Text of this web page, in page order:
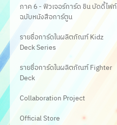
ภาค 6 - ฟิวเจอร์การ์ด ชิน บัดดี้ไฟท์
ฉบับหนังสือการ์ตูน
รายชื่อการ์ดในผลิตภัณฑ์ Kidz
Deck Series
รายชื่อการ์ดในผลิตภัณฑ์ Fighter
Deck
Collaboration Project
Official Store